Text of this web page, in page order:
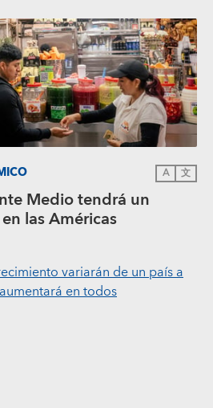
A 文
Medio tendrá un
las Américas
variarán de un país a
en todos